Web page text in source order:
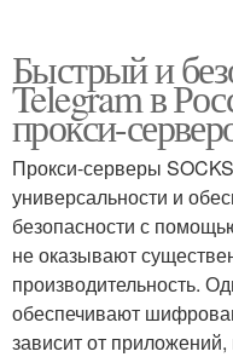
Быстрый и
Telegram в
прокси-
Прокси-серверы
универсальности и
безопасности с
не оказывают
производительность.
обеспечивают
зависит от